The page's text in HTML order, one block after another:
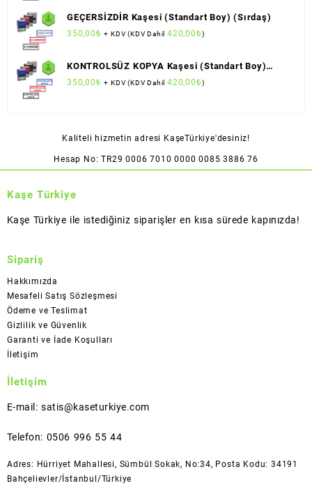
GEÇERSİZDİR Kaşesi (Standart Boy) (Sırdaş)
350,00₺ + KDV (KDV Dahil420,00₺)
KONTROLSÜZ KOPYA Kaşesi (Standart Boy)
(Sırdaş)
350,00₺ + KDV (KDV Dahil420,00₺)
Kaliteli hizmetin adresi KaşeTürkiye'desiniz!
Hesap No: TR29 0006 7010 0000 0085 3886 76
Kaşe Türkiye
Kaşe Türkiye ile istediğiniz siparişler en kısa sürede kapınızda!
Sipariş
Hakkımızda
Mesafeli Satış Sözleşmesi
Ödeme ve Teslimat
Gizlilik ve Güvenlik
Garanti ve İade Koşulları
İletişim
İletişim
E-mail: satis@kaseturkiye.com
Telefon: 0506 996 55 44
Adres: Hürriyet Mahallesi, Sümbül Sokak, No:34, Posta Kodu: 34191
Bahçelievler/İstanbul/Türkiye